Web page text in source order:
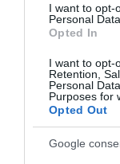
I want to opt-
Personal
Opted In
I want to opt-
Retention,
Personal
Purposes for
Opted Out
Google
II. Erzsébet
volt királyi séf
keveréket és
Ezután a
háromszög
uralkodója a
ezek szintén